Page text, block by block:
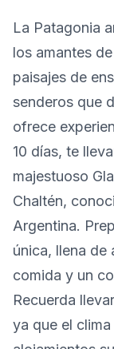
La Patagonia
los amantes
paisajes de
senderos que
ofrece
10 días, te
majestuoso
Chaltén,
Argentina.
única, llena de
comida y un
Recuerda
ya que el